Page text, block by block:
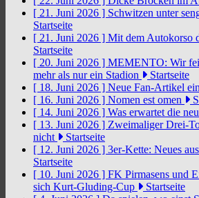
[ 21. Juni 2026 ] Schwitzen unter
Startseite
[ 21. Juni 2026 ] Mit dem Autokorso
Startseite
[ 20. Juni 2026 ] MEMENTO: Wir
mehr als nur ein Stadion
Startseite
[ 18. Juni 2026 ] Neue Fan-Artikel
[ 16. Juni 2026 ] Nomen est omen
[ 14. Juni 2026 ] Was erwartet die
[ 13. Juni 2026 ] Zweimaliger Drei-
nicht
Startseite
[ 12. Juni 2026 ] 3er-Kette: Neues
Startseite
[ 10. Juni 2026 ] FK Pirmasens und
sich Kurt-Gluding-Cup
Startseite